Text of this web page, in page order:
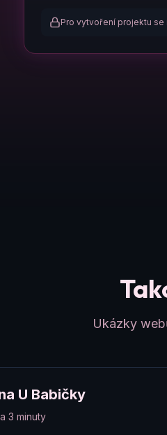
Pro vytvoření projektu
Ukázky
U Babičky
3 minuty